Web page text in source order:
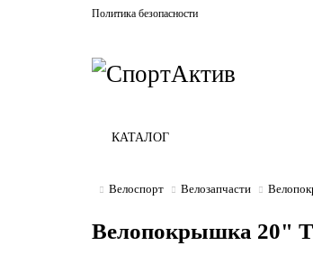
Политика безопасности
КАТАЛОГ
Велоспорт Велозапчасти
Велопокрышка 20"